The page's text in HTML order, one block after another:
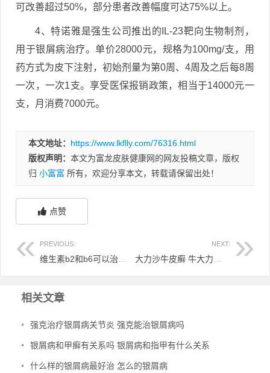
可改善超过50%，部分患者改善幅度可达75%以上。
4、特诺雅是强生公司推出的IL-23靶向生物制剂，
用于银屑病治疗。单价28000元，规格为100mg/支，用
药方式为皮下注射，初始剂量为第0周、4周及之后每8周
一次，一次1支。享受医保报销政策，相当于14000元一
支，月消费7000元。
本文地址： https://www.lkflly.com/76316.html
版权声明： 本文为富龙皮肤健康网的网友投稿文章，版权
归 小富富 所有，欢迎分享本文，转载请保留出处！
点赞
PREVIOUS: NEXT:
相关文章
• 强克治疗银屑病关节炎 强克能治银屑病吗
• 银屑病和甲癣有关系吗 银屑病和指甲有什么关系
• 什么样的银屑病最好治 怎么的银屑病